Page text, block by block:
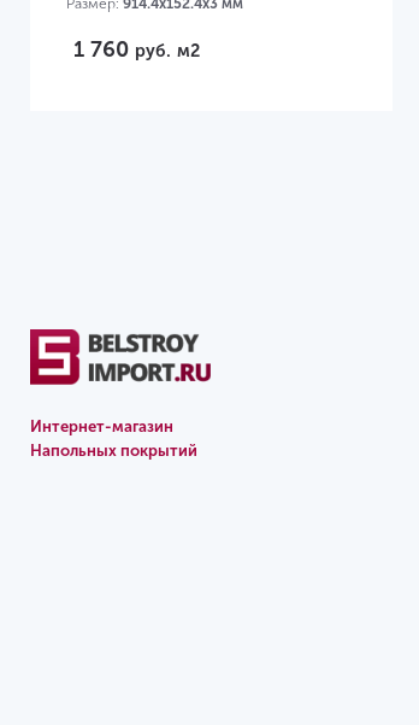
Размер: 914.4х152.4х3 мм
1 760 руб. м2
Интернет-магазин
Напольных покрытий